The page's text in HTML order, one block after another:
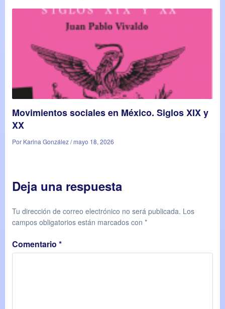
Movimientos sociales en México. Siglos XIX y
XX
Por Karina González / mayo 18, 2026
Deja una respuesta
Tu dirección de correo electrónico no será publicada. Los
campos obligatorios están marcados con *
Comentario *